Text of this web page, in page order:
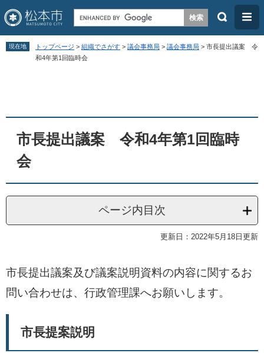
ペ
メ
へ
検
メ
ニ
ュ
現在地 トップページ > 組織でさがす > 議会事務局 > 議会事務局 > 市長提出議案 令
和4年第1回臨時会
市長提出議案 令和4年第1回臨時
会
ページ内目次
更新日：2022年5月18日更新
市長提出議案及び議案説明資料の内容に関するお
問い合わせは、行政管理課へお願いします。
市長提案説明